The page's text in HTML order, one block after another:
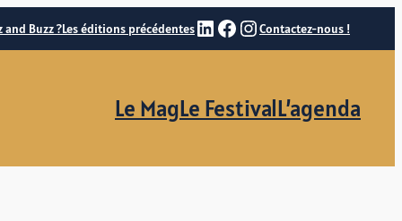
and Buzz ?Les éditions précédentesLinkedIn
Facebook
Instagram
Contactez-nous !
Le MagLe FestivalL’agenda